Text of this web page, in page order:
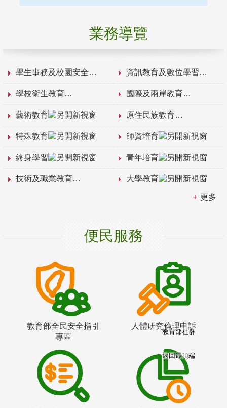
業務導覽
學生事務及校園安全 資訊教育及數位學習
學校衛生教育 國際及兩岸教育
藝術教育 原住民族教育
特殊教育 師資培育
終身學習 青年培育
技術及職業教育 大學教育
更多
便民服務
教育部全民安全指引
專區
人體研究倫理申訴
教育部社群
返回最頂端